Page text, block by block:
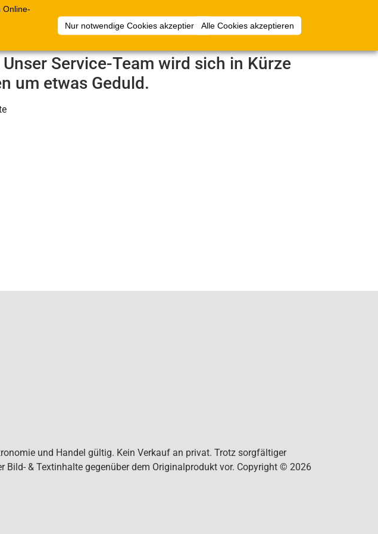
Online-
Nur notwendige Cookies akzeptierenAlle Cookies akzeptieren
Anmelden
Service-Team wird sich in Kürze
um etwas Geduld.
und Handel gültig. Kein Verkauf an privat. Trotz sorgfältiger
& Textinhalte gegenüber dem Originalprodukt vor. Copyright © 2026